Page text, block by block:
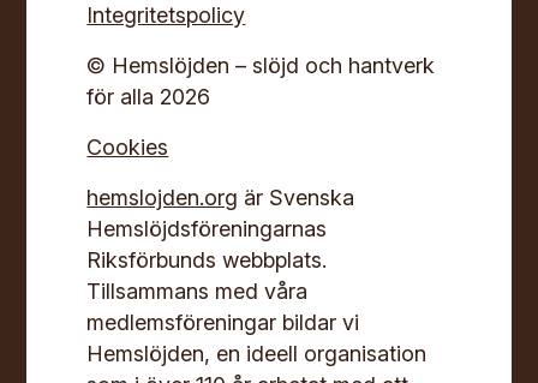
Integritetspolicy
© Hemslöjden – slöjd och hantverk
för alla 2026
Cookies
hemslojden.org är Svenska
Hemslöjdsföreningarnas
Riksförbunds webbplats.
Tillsammans med våra
medlemsföreningar bildar vi
Hemslöjden, en ideell organisation